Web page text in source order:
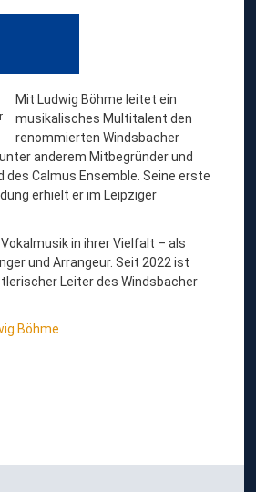
Mit Ludwig Böhme leitet ein
musikalisches Multitalent den
renommierten Windsbacher
anderem Mitbegründer und
des Calmus Ensemble. Seine erste
erhielt er im Leipziger
in ihrer Vielfalt – als
und Arrangeur. Seit 2022 ist
Leiter des Windsbacher
Böhme